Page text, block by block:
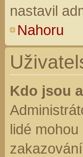
nastavil
Nahoru
Kdo jsou
lidé